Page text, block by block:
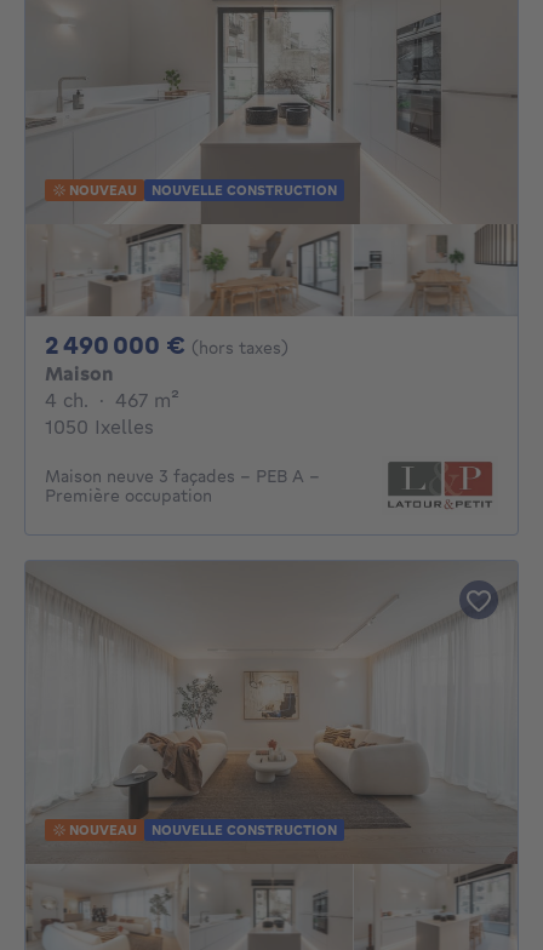
NOUVEAU NOUVELLE CONSTRUCTION
2 490 000 € 2490000€
(hors taxes)
Maison
4 ch. 4 chambres
· 467 m²
1050 Ixelles
Maison neuve 3 façades – PEB A -
Première occupation
NOUVEAU NOUVELLE CONSTRUCTION